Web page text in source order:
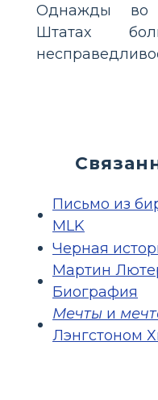
Однажды во
Штатах
Письмо из
MLK
Черная
Мартин
Биография
Мечты и
Лэнгстоном